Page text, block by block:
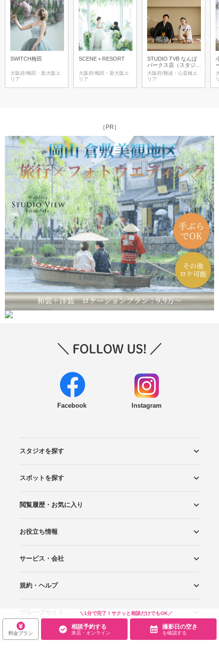
＼1分で完了！サクッと相談だけでもOK／
料金プラン
相談予約する
来店・オンライン
撮影日の空き
を確認する
SWITCH梅田
大阪府/梅田・新大阪エ
リア
SCENE＋RESORT
大阪府/梅田・新大阪エ
リア
STUDIO TVB なんば
パークス店（スタジオ
TVB）
大阪府/難波・心斎橋エ
リア
［PR］
Facebook Instagram
スタジオを探す
エリアから探す
こだわりから探す
NEW PHOTO STYLE
プランから探す
フォトタイプ診断
フォトグラファーから探す
国内リゾートから探す
スポットを探す
ロケーションから探す
スタジオから探す
閲覧履歴・お気に入り
閲覧スタジオ
お気に入り
お役立ち情報
Wedding Photo マガジン
はじめてガイド
サービス・会社
Photoraitとは
スタジオの掲載について
お問い合わせ
運営会社
サイトマップ
規約・ヘルプ
プライバシーポリシー
Wedding Park
Wedding Park 海外
Ringraph